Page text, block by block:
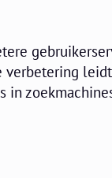
verbetering
in